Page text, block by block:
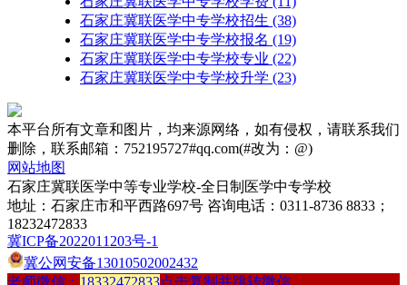
石家庄冀联医学中专学校招生 (38)
石家庄冀联医学中专学校报名 (19)
石家庄冀联医学中专学校专业 (22)
石家庄冀联医学中专学校升学 (23)
本平台所有文章和图片，均来源网络，如有侵权，请联系我们
删除，联系邮箱：752195727#qq.com(#改为：@)
网站地图
石家庄冀联医学中等专业学校-全日制医学中专学校
地址：石家庄市和平西路697号 咨询电话：0311-8736 8833；
18232472833
冀ICP备2022011203号-1
冀公网安备13010502002432
老师微信： 18332472833点击复制并跳转微信